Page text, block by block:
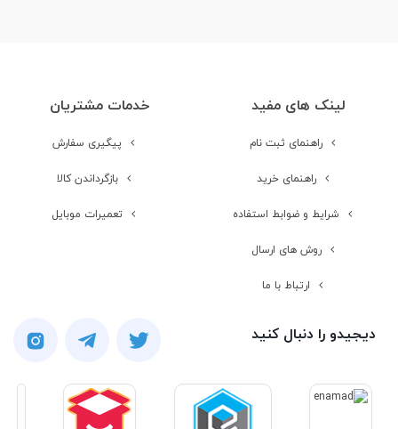
لینک های مفید
راهنمای ثبت نام
راهنمای خرید
شرایط و ضوابط استفاده
روش های ارسال
ارتباط با ما
خدمات مشتریان
پیگیری سفارش
بازگرداندن کالا
تعمیرات موبایل
دیجیدو را دنبال کنید